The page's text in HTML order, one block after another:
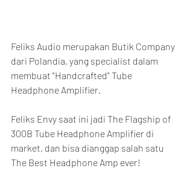
Feliks Audio merupakan Butik Company
dari Polandia, yang specialist dalam
membuat "Handcrafted" Tube
Headphone Amplifier.
Feliks Envy saat ini jadi The Flagship of
300B Tube Headphone Amplifier di
market, dan bisa dianggap salah satu
The Best Headphone Amp ever!